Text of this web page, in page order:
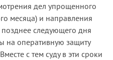
дел упрощенного
месяца) и направления
следующего дня
на оперативную защиту
с тем суду в эти сроки